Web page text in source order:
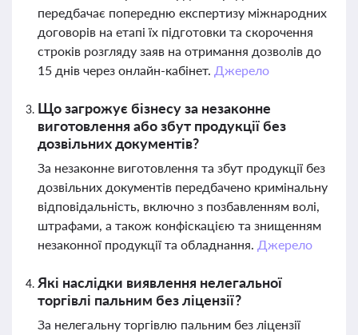
передбачає попередню експертизу міжнародних
договорів на етапі їх підготовки та скорочення
строків розгляду заяв на отримання дозволів до
15 днів через онлайн-кабінет. Джерело
Що загрожує бізнесу за незаконне
виготовлення або збут продукції без
дозвільних документів?
За незаконне виготовлення та збут продукції без
дозвільних документів передбачено кримінальну
відповідальність, включно з позбавленням волі,
штрафами, а також конфіскацією та знищенням
незаконної продукції та обладнання. Джерело
Які наслідки виявлення нелегальної
торгівлі пальним без ліцензії?
За нелегальну торгівлю пальним без ліцензії